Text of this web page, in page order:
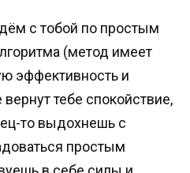
с тобой по простым
(метод имеет
эффективность и
тебе спокойствие,
то выдохнешь с
простым